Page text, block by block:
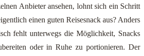
Anbieter ansehen, lohnt sich ein Schritt
einen guten Reisesnack aus? Anders
fehlt unterwegs die Möglichkeit, Snacks
oder in Ruhe zu portionieren. Der